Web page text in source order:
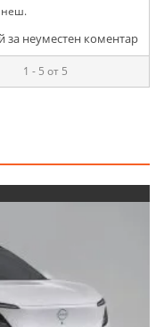
за неуместен коментар
1 - 5 от 5